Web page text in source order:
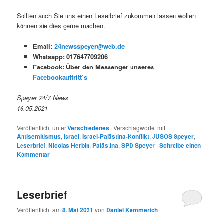
Sollten auch Sie uns einen Leserbrief zukommen lassen wollen
können sie dies gerne machen.
Email: 24newsspeyer@web.de
Whatsapp: 017647709206
Facebook: Über den Messenger unseres
Facebookauftritt`s
Speyer 24/7 News
16.05.2021
Veröffentlicht unterVerschiedenes |Verschlagwortet mit
Antisemitismus,Israel,Israel-Palästina-Konflikt,JUSOS Speyer,
Leserbrief,Nicolas Herbin, Palästina,SPD Speyer |Schreibe einen
Kommentar
Leserbrief
Veröffentlicht am8. Mai 2021 von Daniel Kemmerich